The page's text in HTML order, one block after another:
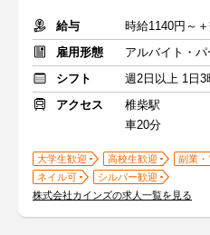
給与
時給1140円～
雇用形態
アルバイト・パ
シフト
週2日以上 1日3
アクセス
椎柴駅
車20分
大学生歓迎 高校生歓迎
副業・
ネイル可
シルバー歓迎
株式会社カインズの求人一覧を見る